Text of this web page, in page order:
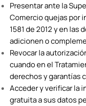
Presentar ante la
Comercio quejas por
1581 de 2012 y en las
adicionen o
Revocar la
cuando en el
derechos y garantías
Acceder y verificar la
gratuita a sus datos